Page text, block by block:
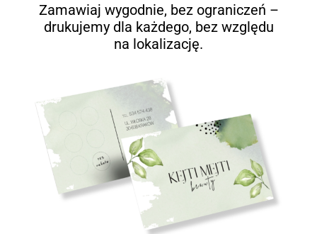
Zamawiaj wygodnie, bez ograniczeń –
drukujemy dla każdego, bez względu
na lokalizację.